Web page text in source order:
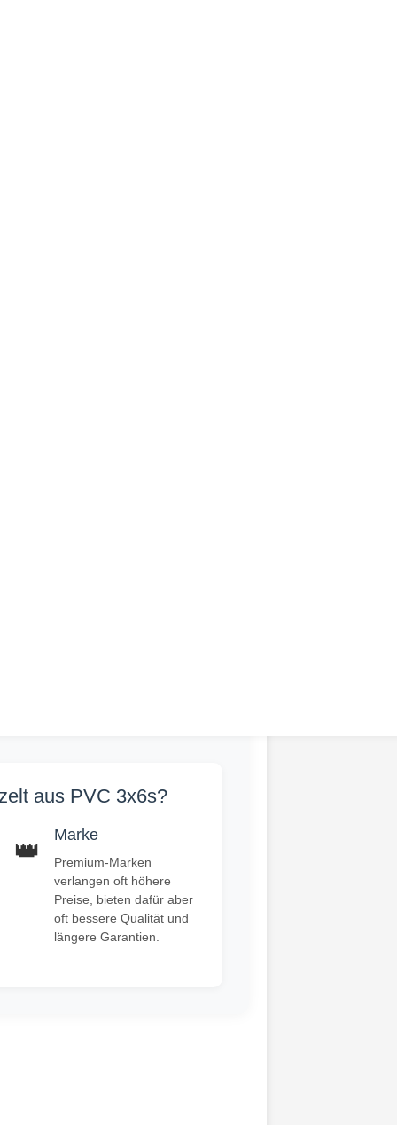
aus PVC 3x6s?
👑
Marke
Premium-Marken
verlangen oft höhere
Preise, bieten dafür aber
oft bessere Qualität und
längere Garantien.